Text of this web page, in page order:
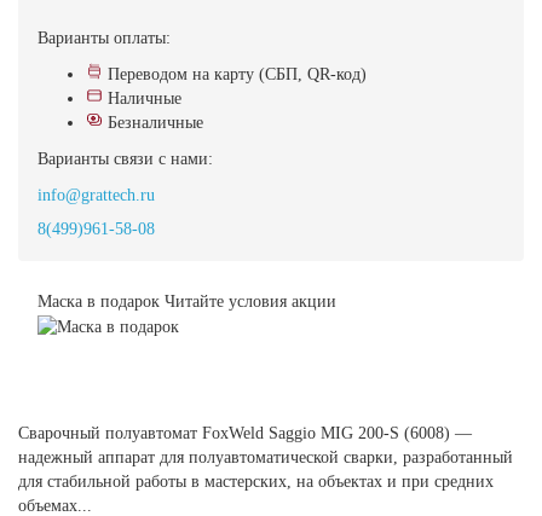
Варианты оплаты:
Переводом на карту (СБП, QR-код)
Наличные
Безналичные
Варианты связи с нами:
info@grattech.ru
8(499)961-58-08
Маска в подарок Читайте условия акции
Сварочный полуавтомат FoxWeld Saggio MIG 200-S (6008) —
надежный аппарат для полуавтоматической сварки, разработанный
для стабильной работы в мастерских, на объектах и при средних
объемах...